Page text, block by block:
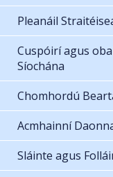
Pleanáil
Cuspóirí agus
Síochána
Chomhordú
Acmhainní
Sláinte agus